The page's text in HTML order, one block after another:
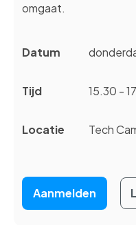
omgaat.
Datum
Tijd 15.30 -
Locatie Tech
Aanmelden